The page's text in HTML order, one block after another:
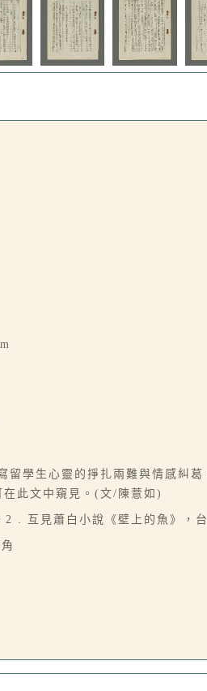
留學生心靈的掙扎兩難與情感糾
此文中窺見。(文/陳薏如)
. 互見蕭白小說《壁上的魚》，